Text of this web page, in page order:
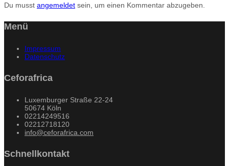
Du musst angemeldet sein, um einen Kommentar abzugeben.
Menü
Impressum
Datenschutz
Ceforafrica
Luxemburger Straße 22-24
50674 Köln
02214249516
02212718120
info@ceforafrica.com
Schnellkontakt